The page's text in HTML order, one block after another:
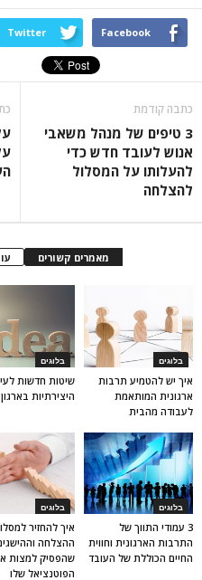
Facebook
Twitter
כתבה קודמת
3 טיפים של מנהל משאבי
אנוש לעובד חדש כדי
להעלותו על המסלול
להצלחה
מאמרים קשורים
בלוגים
שיטות חדשות
היצירתיות בארגון
בלוגים
איך יש להטמיע תרבות
ארגונית המותאמת
לעבודה מהבית
בלוגים
איך להחזיר
ההצלחה
שהפסיק למצות
הפוטנציאל שלו
בלוגים
3 עמודי התווך של
התרבות הארגונית וחווית
החיים הכוללת של העובד